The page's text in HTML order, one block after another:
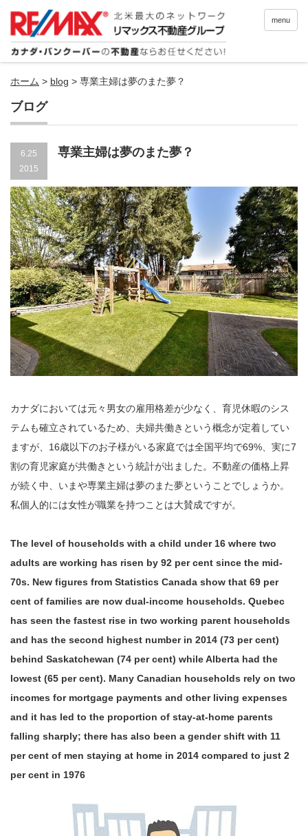
menu
ホーム > blog > 専業主婦は夢のまた夢？
ブログ
6.25
2015
専業主婦は夢のまた夢？
カナダにおいては元々男女の雇用格差が少なく、育児休暇のシス
テムも確立されているため、夫婦共働きという概念が定着してい
ますが、16歳以下のお子様がいる家庭では全国平均で69%、実に7
割の育児家庭が共働きという統計が出ました。不動産の価格上昇
が続く中、いまや専業主婦は夢のまた夢ということでしょうか。
私個人的には女性が職業を持つことは大賛成ですが。
The level of households with a child under 16 where two
adults are working has risen by 92 per cent since the mid-
70s. New figures from Statistics Canada show that 69 per
cent of families are now dual-income households. Quebec
has seen the fastest rise in two working parent households
and has the second highest number in 2014 (73 per cent)
behind Saskatchewan (74 per cent) while Alberta had the
lowest (65 per cent). Many Canadian households rely on two
incomes for mortgage payments and other living expenses
and it has led to the proportion of stay-at-home parents
falling sharply; there has also been a gender shift with 11
per cent of men staying at home in 2014 compared to just 2
per cent in 1976